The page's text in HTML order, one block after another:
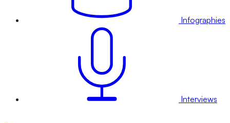
Infographies
Interviews